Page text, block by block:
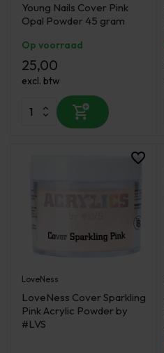
Young Nails Cover Pink
Opal Powder 45 gram
Op voorraad
25,00
excl. btw
LoveNess
LoveNess Cover Sparkling
Pink Acrylic Powder by
#LVS